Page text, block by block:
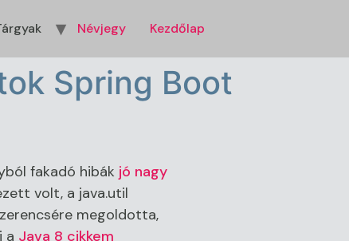
Névjegy Kezdőlap
Spring Boot
fakadó hibák jó nagy
volt, a java.util
megoldotta,
a Java 8 cikkem